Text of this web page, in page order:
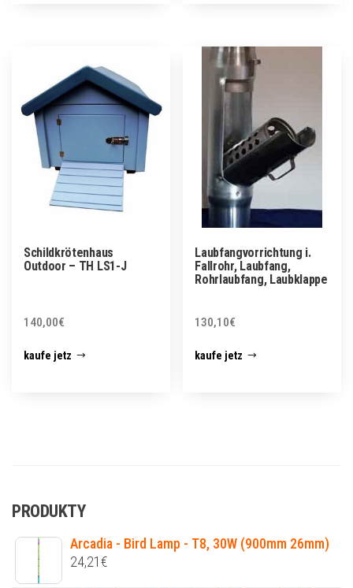
Schildkrötenhaus
Outdoor – TH LS1-J
140,00€
kaufe jetz
Laubfangvorrichtung i.
Fallrohr, Laubfang,
Rohrlaubfang, Laubklappe
130,10€
kaufe jetz
PRODUKTY
Arcadia - Bird Lamp - T8, 30W (900mm 26mm)
24,21€